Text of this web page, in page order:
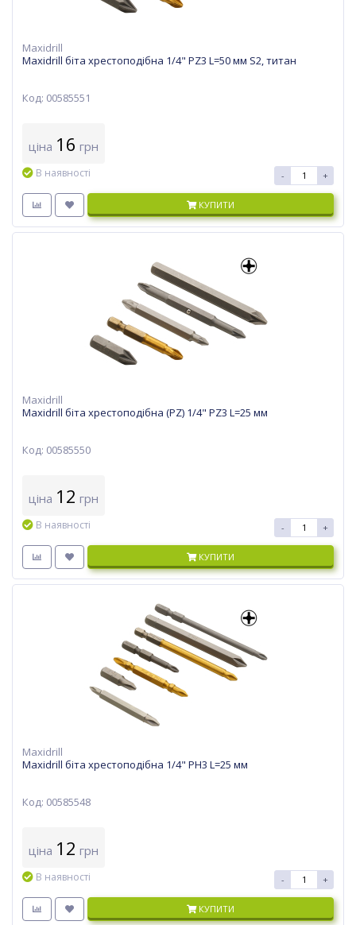
Maxidrill
Maxidrill біта хрестоподібна 1/4" PZ3 L=50 мм S2, титан
Код: 00585551
ціна 16 грн
В наявності - +
КУПИТИ
Maxidrill
Maxidrill біта хрестоподібна (PZ) 1/4" PZ3 L=25 мм
Код: 00585550
ціна 12 грн
В наявності - +
КУПИТИ
Maxidrill
Maxidrill біта хрестоподібна 1/4" PH3 L=25 мм
Код: 00585548
ціна 12 грн
В наявності - +
КУПИТИ